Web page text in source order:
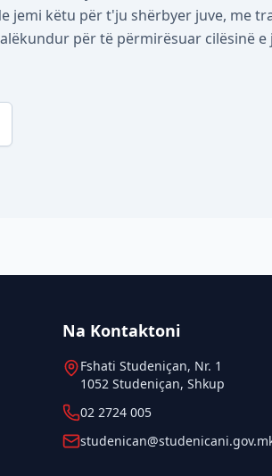
jemi këtu për t'ju shërbyer juve, me
për të përmirësuar cilësinë e
Na Kontaktoni
Fshati Studeniçan, Nr. 1
1052 Studeniçan, Shkup
02 2724 005